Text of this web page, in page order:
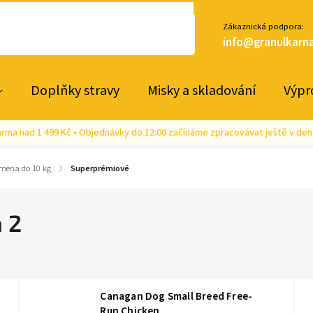
Zákaznická podpora:
Doplňky stravy Misky a skladování
nad 1 499 Kč • Objednávky do 12:00 začínáme zpracovávat ještě v
do 10 kg / Superprémiové
2
Canagan Dog Small Breed Free-